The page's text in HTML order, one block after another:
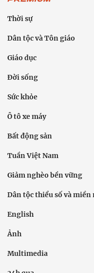
Thời sự
Dân tộc và Tôn giáo
Giáo dục
Đời sống
Sức khỏe
Ô tô xe máy
Bất động sản
Tuần Việt Nam
Giảm nghèo bền vững
Dân tộc thiểu số và miền
English
Ảnh
Multimedia